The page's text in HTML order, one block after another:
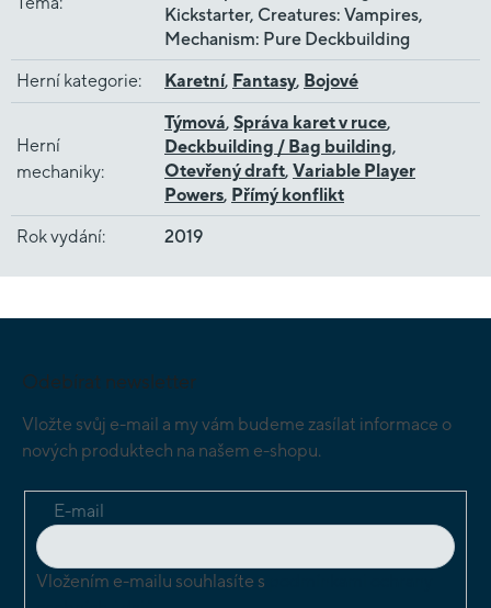
Kickstarter, Creatures: Vampires,
Mechanism: Pure Deckbuilding
Herní kategorie: Karetní, Fantasy, Bojové
Herní
mechaniky:
Týmová, Správa karet v ruce,
Deckbuilding / Bag building,
Otevřený draft, Variable Player
Powers, Přímý konflikt
Rok vydání: 2019
Odebírat newsletter
Vložte svůj e-mail a my vám budeme zasílat informace o
nových produktech na našem e-shopu.
E-mail
Vložením e-mailu souhlasíte s